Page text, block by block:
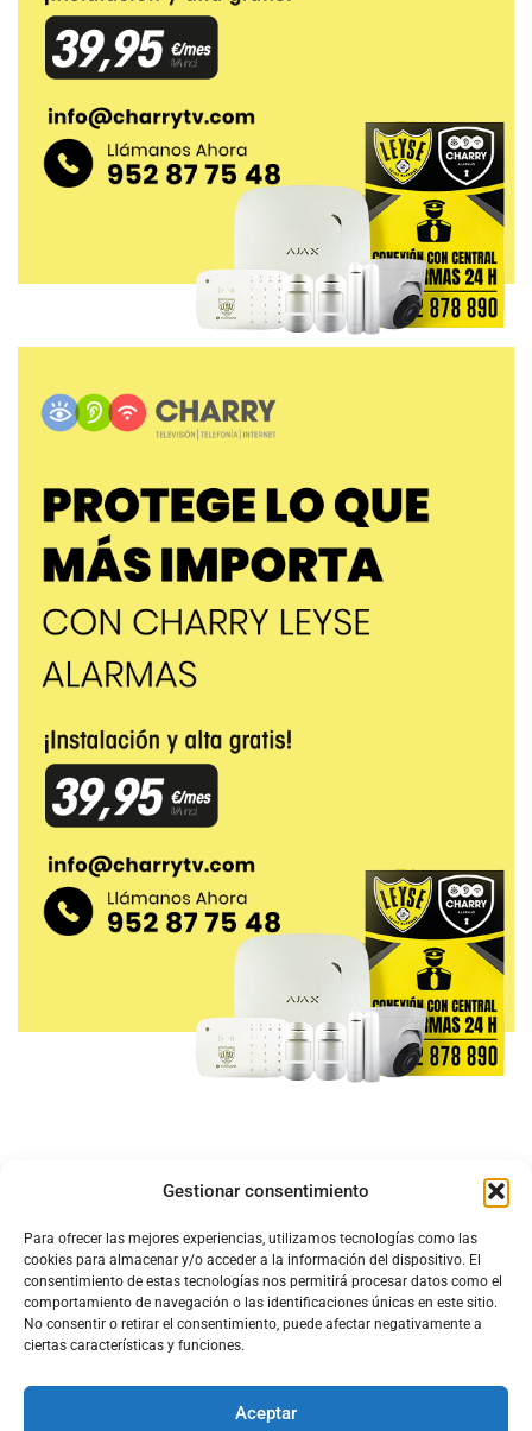
Gestionar consentimiento
Para ofrecer las mejores experiencias, utilizamos tecnologías como las
cookies para almacenar y/o acceder a la información del dispositivo. El
consentimiento de estas tecnologías nos permitirá procesar datos como el
comportamiento de navegación o las identificaciones únicas en este sitio.
No consentir o retirar el consentimiento, puede afectar negativamente a
ciertas características y funciones.
Aceptar